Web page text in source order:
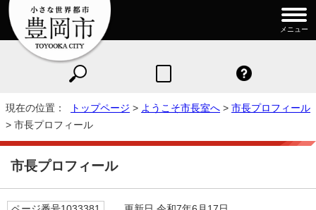
メニュー
現在の位置： トップページ > ようこそ市長室へ > 市長プロフィール
> 市長プロフィール
市長プロフィール